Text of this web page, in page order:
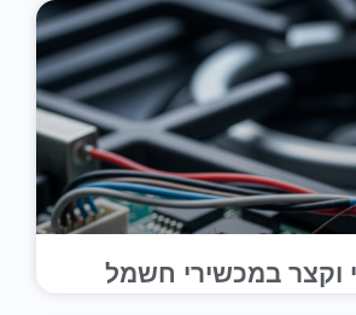
וקצר במכשירי חשמל